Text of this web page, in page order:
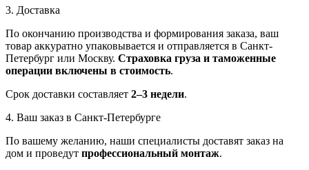
3. Доставка
По окончанию производства и формирования заказа, ваш
товар аккуратно упаковывается и отправляется в Санкт-
Петербург или Москву. Страховка груза и таможенные
операции включены в стоимость.
Срок доставки составляет 2–3 недели.
4. Ваш заказ в Санкт-Петербурге
По вашему желанию, наши специалисты доставят заказ на
дом и проведут профессиональный монтаж.